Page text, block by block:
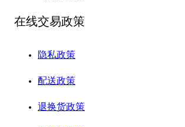
在线交易政策
隐私政策
配送政策
退换货政策